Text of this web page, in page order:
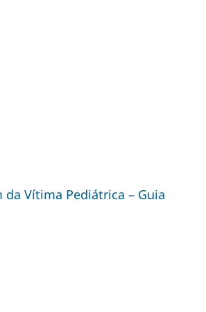
da Vítima Pediátrica – Guia